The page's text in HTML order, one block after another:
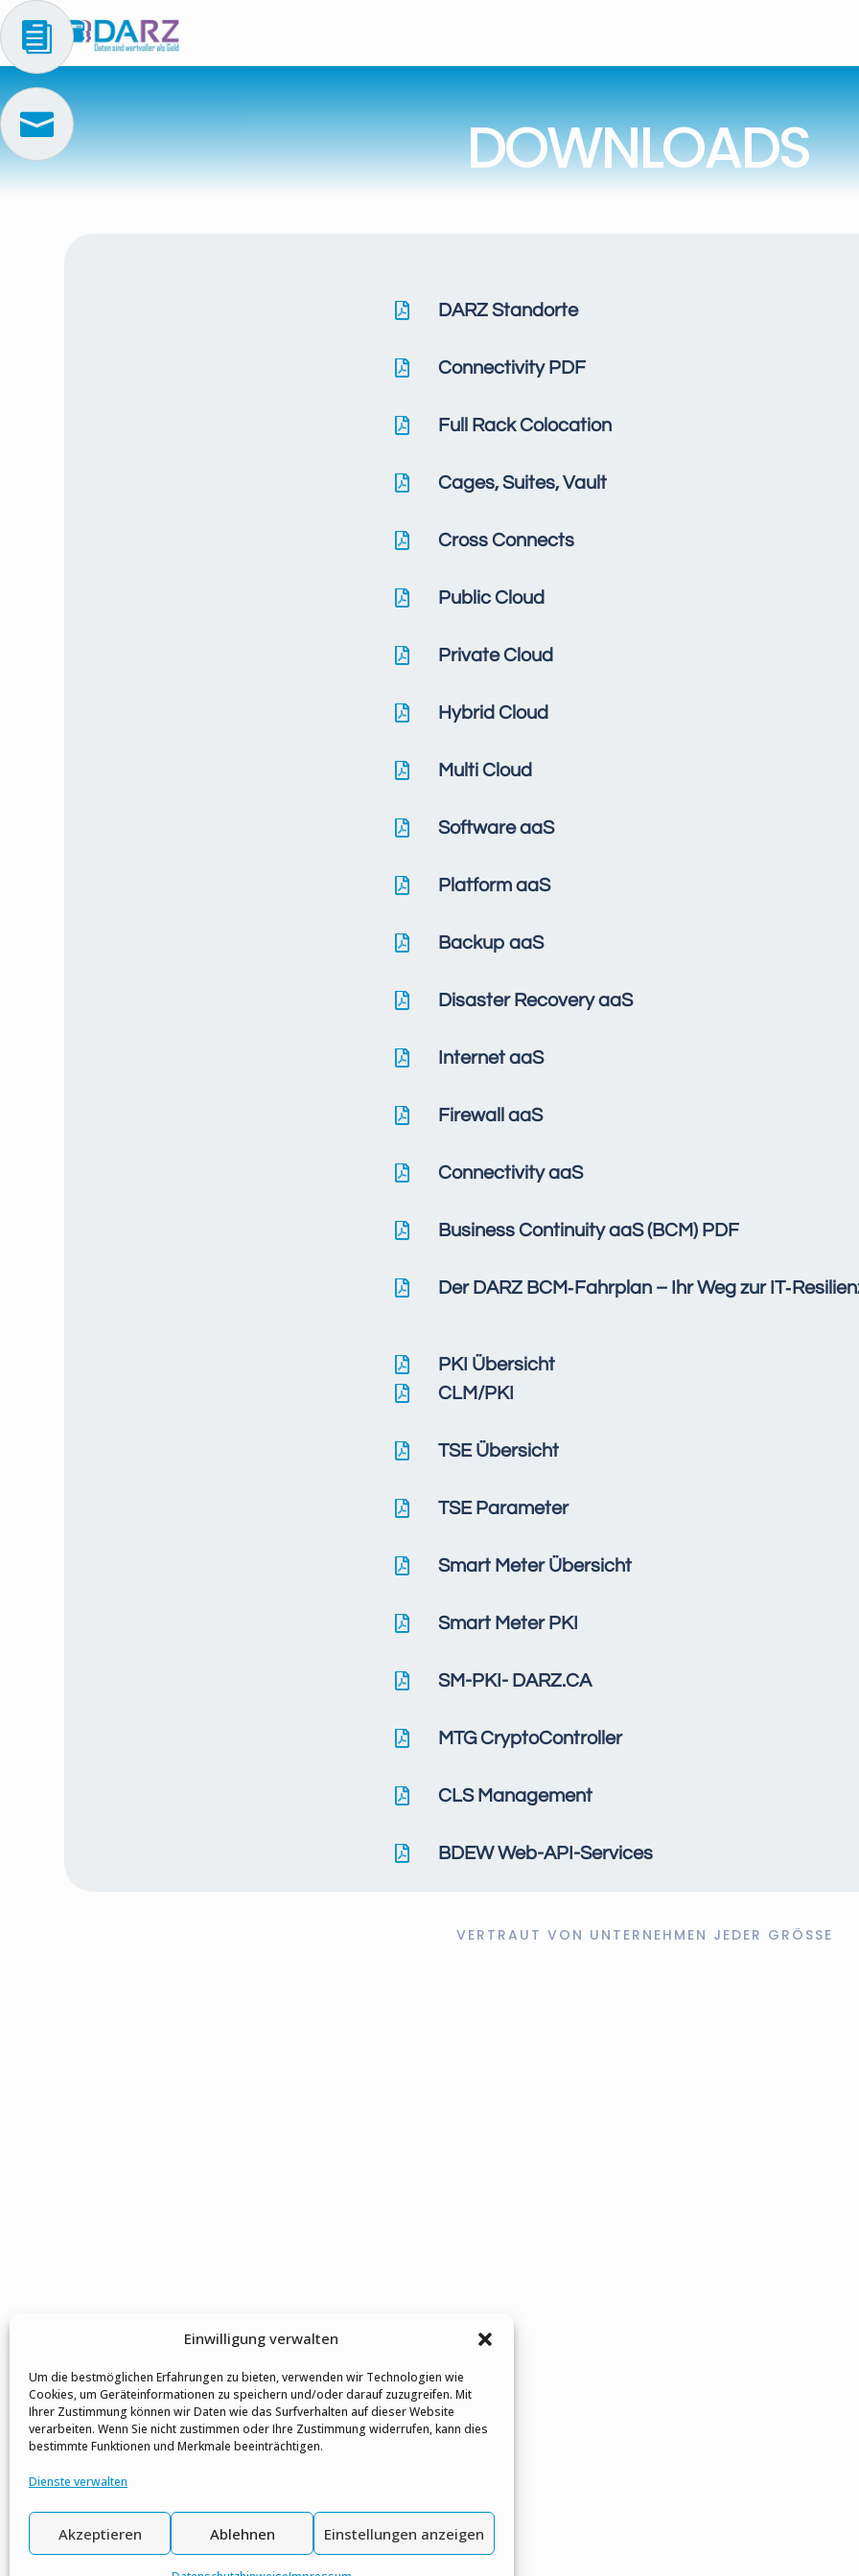
Einwilligung verwalten
Um die bestmöglichen Erfahrungen zu bieten, verwenden wir Technologien wie
Cookies, um Geräteinformationen zu speichern und/oder darauf zuzugreifen. Mit
Ihrer Zustimmung können wir Daten wie das Surfverhalten auf dieser Website
verarbeiten. Wenn Sie nicht zustimmen oder Ihre Zustimmung widerrufen, kann dies
bestimmte Funktionen und Merkmale beeinträchtigen.
Dienste verwalten
Akzeptieren Ablehnen Einstellungen anzeigen
DOWNLOADS
 DARZ Standorte
 Connectivity PDF
 Full Rack Colocation
 Cages, Suites, Vault
 Cross Connects
 Public Cloud
 Private Cloud
 Hybrid Cloud
 Multi Cloud
 Software aaS
 Platform aaS
 Backup aaS
 Disaster Recovery aaS
 Internet aaS
 Firewall aaS
 Connectivity aaS
 Business Continuity aaS (BCM) PDF
 Der DARZ BCM‑Fahrplan – Ihr Weg zur
 PKI Übersicht
 CLM/PKI
 TSE Übersicht
 TSE Parameter
 Smart Meter Übersicht
 Smart Meter PKI
 SM-PKI- DARZ.CA
 MTG CryptoController
 CLS Management
 BDEW Web-API-Services
VERTRAUT VON UNTERNEHMEN JEDER GRÖSSE

